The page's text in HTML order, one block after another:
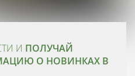
И ПОЛУЧАЙ
О НОВИНКАХ В